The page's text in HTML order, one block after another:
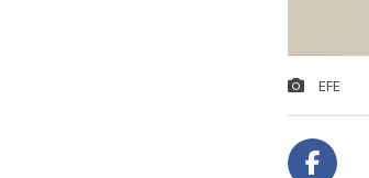
EFE